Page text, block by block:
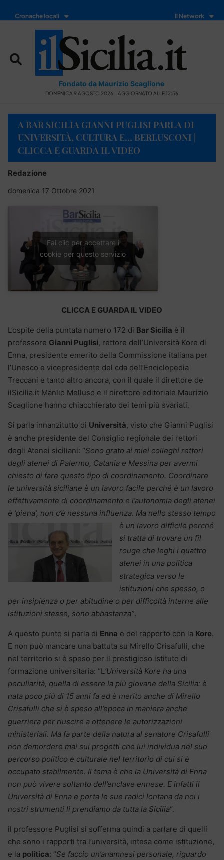
Cronache locali Il Network
Fondato da Maurizio Scaglione
DOMENICA 9 AGOSTO 2026 - AGGIORNATO ALLE 12:56
A BAR SICILIA GIANNI PUGLISI PARLA DI
UNIVERSITÀ, CULTURA E… BERLUSCONI |
CLICCA E GUARDA IL VIDEO
Redazione
domenica 17 Ottobre 2021
Fai clic per accettare i
cookie per questo servizio
CLICCA E GUARDA IL VIDEO
L’ospite della puntata numero 172 di Bar Sicilia è il
professore Gianni Puglisi, rettore dell’Università Kore di
Enna, presidente emerito della Commissione italiana per
l’Unesco e vicepresidente del cda dell’Enciclopedia
Treccani e tanto altro ancora, con il quale il direttore de
ilSicilia.it Manlio Melluso e il direttore editoriale Maurizio
Scaglione hanno chiacchierato dei temi più svariati.
Si parla innanzitutto di Università, visto che Gianni Puglisi
è anche presidente del Consiglio regionale dei rettori
degli Atenei siciliani: “Sono grato ai miei colleghi rettori
degli atenei di Palermo, Catania e Messina per avermi
chiesto di fare questo tipo di coordinamento. Coordinare
le università siciliane è un lavoro facile perché è un lavoro
effettivamente di coordinamento e l’autonomia degli atenei
è ‘piena’, non c’è nessuna influenza. Ma nello stesso tempo
è un lavoro difficile perché
si tratta di trovare un fil
rouge che leghi i quattro
atenei in una politica
strategica verso le
istituzioni che spesso, o
per insipienza o per abitudine o per difficoltà interne alle
istituzioni stesse, sono abbastanza”.
A questo punto si parla di Enna e del rapporto con la Kore.
E non può mancare una battuta su Mirello Crisafulli, che
nel territorio si è speso per il prestigioso istituto di
formazione universitaria: “L ‘Università Kore ha una
peculiarità, quella di essere la più giovane della Sicilia: è
nata poco più di 15 anni fa ed è merito anche di Mirello
Crisafulli che si è speso all’epoca in maniera anche
guerriera per riuscire a ottenere le autorizzazioni
ministeriali. Ma fa parte della natura al senatore Crisafulli
non demordere mai sui progetti che lui individua nel suo
percorso politico e culturale nel territorio di cui si è
occupato stabilmente. Il tema è che la Università di Enna
non può vivere soltanto dell’enclave ennese. E infatti il
Università di Enna e porta le sue radici lontana da noi i
nostri strumenti li prendiamo da tutta la Sicilia“.
il professore Puglisi si sofferma quindi a parlare di quelli
che sono i rapporti tra l’università, intesa come istituzione,
e la politica: “Se faccio un’anamnesi personale, riguardo